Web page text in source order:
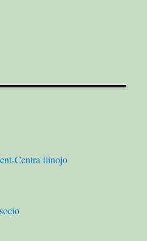
Centra Ilinojo